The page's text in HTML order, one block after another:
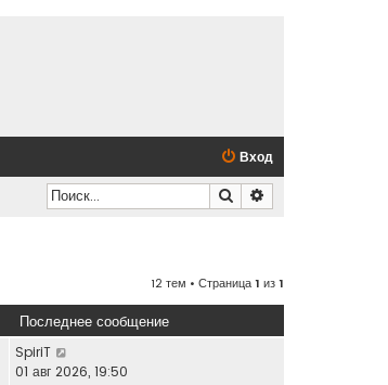
Вход
Поиск
12 тем • Страница1 из1
Последнее сообщение
SpiriT
01 авг 2026, 19:50